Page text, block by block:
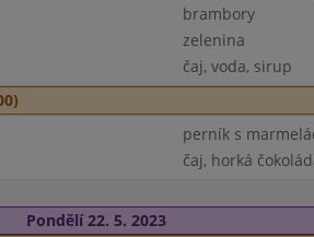
brambory
zelenina
čaj, voda, sirup
perník s
čaj, horká
Pondělí 22. 5. 2023